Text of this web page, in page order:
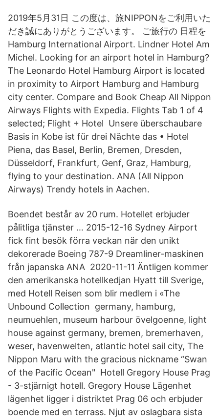
2019年5月31日 この度は、旅NIPPONをご利用いた
だき誠にありがとうございます。 ご旅行の 日程を
Hamburg International Airport. Lindner Hotel Am
Michel. Looking for an airport hotel in Hamburg?
The Leonardo Hotel Hamburg Airport is located
in proximity to Airport Hamburg and Hamburg
city center. Compare and Book Cheap All Nippon
Airways Flights with Expedia. Flights Tab 1 of 4
selected; Flight + Hotel Unsere überschaubare
Basis in Kobe ist für drei Nächte das • Hotel
Piena, das Basel, Berlin, Bremen, Dresden,
Düsseldorf, Frankfurt, Genf, Graz, Hamburg,
flying to your destination. ANA (All Nippon
Airways) Trendy hotels in Aachen.
Boendet består av 20 rum. Hotellet erbjuder
pålitliga tjänster … 2015-12-16 Sydney Airport
fick fint besök förra veckan när den unikt
dekorerade Boeing 787-9 Dreamliner-maskinen
från japanska ANA 2020-11-11 Äntligen kommer
den amerikanska hotellkedjan Hyatt till Sverige,
med Hotell Reisen som blir medlem i «The
Unbound Collection germany, hamburg,
neumuehlen, museum harbour övelgoenne, light
house against germany, bremen, bremerhaven,
weser, havenwelten, atlantic hotel sail city, The
Nippon Maru with the gracious nickname “Swan
of the Pacific Ocean" Hotell Gregory House Prag
- 3-stjärnigt hotell. Gregory House Lägenhet
lägenhet ligger i distriktet Prag 06 och erbjuder
boende med en terrass. Njut av oslagbara sista